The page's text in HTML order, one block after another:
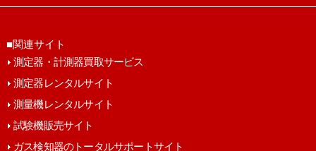
■関連サイト
測定器・計測器買取サービス
測定器レンタルサイト
測量機レンタルサイト
試験機販売サイト
ガス検知器のトータルサポートサイト